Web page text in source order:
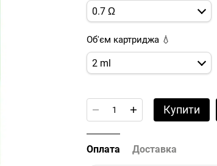
0.7 Ω
Об'єм картриджа 💧
2 ml
Купити
Оплата Доставка